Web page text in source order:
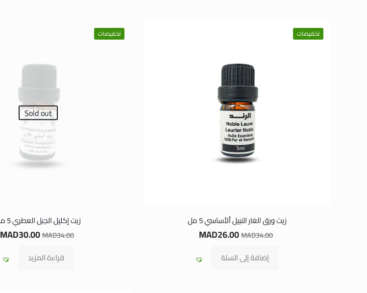
تخفيضات
زيت ورق الغار النبيل ألأساسي 5 مل
MAD34.00
MAD26.00
إضافة إلى السلة
تخفيضات
Sold out
زيت إكليل الجبل العطري 5 مل
MAD34.00
MAD30.00
قراءة المزيد